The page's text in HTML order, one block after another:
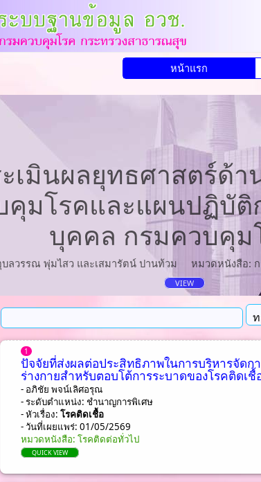
หน้าแรก
เมินผลยุทธศาสตร์ด้
คุมโรคและแผนปฏิบัติ
บุคคล กรมควบคุม
บลวรรณ พุ่มไสว และเสมารัตน์ ปานท้วม หมวดหนังสือ:
VIEW
1
ปัจจัยที่ส่งผลต่อประสิทธิภาพในการบริหารจัด
ร่างกายสำหรับตอบโต้การระบาดของโรคติดเ
- อภิชัย พจน์เลิศอรุณ
- ระดับตำแหน่ง: ชํานาญการพิเศษ
- หัวเรื่อง: โรคติดเชื้อ
- วันที่เผยแพร่: 01/05/2569
หมวดหนังสือ: โรคติดต่อทั่วไป
QUICK VIEW